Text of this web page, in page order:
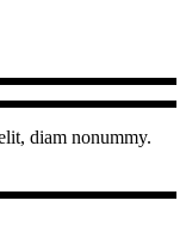
diam nonummy.